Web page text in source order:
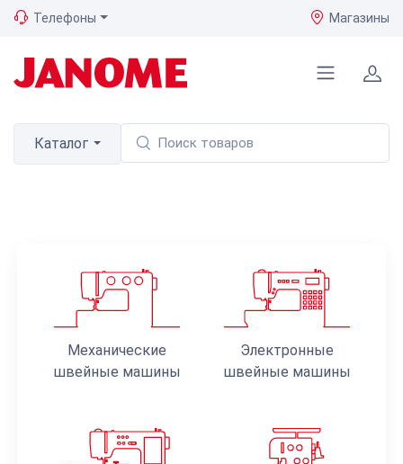
Телефоны Магазины
Каталог
Механические
швейные машины
Электронные
швейные машины